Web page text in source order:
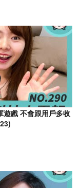
戲 不會跟用戶多收